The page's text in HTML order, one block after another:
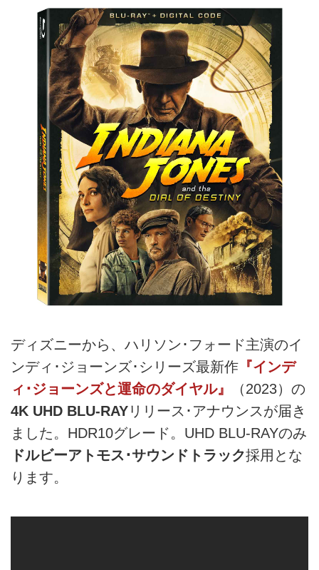
ディズニーから、ハリソン･フォード主演のイ
ンディ･ジョーンズ･シリーズ最新作 『インデ
ィ･ジョーンズと運命のダイヤル』
（2023）の
4K UHD BLU-RAYリリース･アナウンスが届き
ました。HDR10グレード。UHD BLU-RAYのみ
ドルビーアトモス･サウンドトラック採用とな
ります。